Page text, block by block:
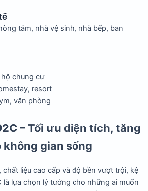
tắm, nhà vệ sinh, nhà bếp, ban
chung cư
resort
văn phòng
– Tối ưu diện tích, tăng
gian sống
chất liệu cao cấp và độ bền vượt trội, kệ
là lựa chọn lý tưởng cho những ai muốn